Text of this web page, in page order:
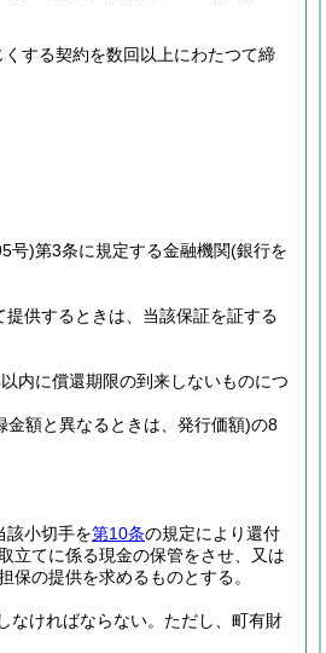
する契約を数回以上にわたつて締
号)第3条に規定する金融機関(銀行を
供するときは、当該保証を証する
内に償還期限の到来しないものにつ
額と異なるときは、発行価額)の8
該小切手を第10条の規定により還付
立てに係る現金の保管をさせ、又は
の提供を求めるものとする。
ければならない。 ただし、町有財